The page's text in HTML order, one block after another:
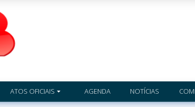
ATOS OFICIAIS AGENDA NOTÍCIAS